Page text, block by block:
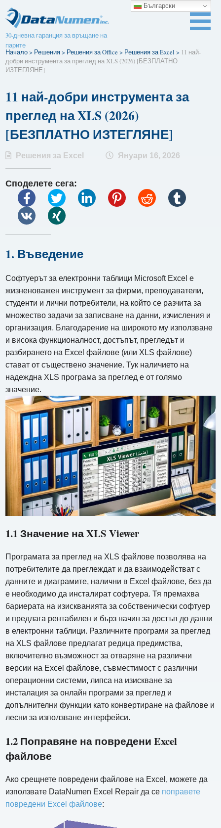
30-дневна гаранция за връщане на
парите
Начало> Решения> Решения за Office > Решения за Excel > 11 най-
добри инструмента за преглед на XLS (2026) [БЕЗПЛАТНО
ИЗТЕГЛЯНЕ]
11 най-добри инструмента за
преглед на XLS (2026)
[БЕЗПЛАТНО ИЗТЕГЛЯНЕ]
Решения за Excel Януари 16, 2026
Споделете сега:
1. Въведение
Софтуерът за електронни таблици Microsoft Excel е
жизненоважен инструмент за фирми, преподаватели,
студенти и лични потребители, на който се разчита за
множество задачи за записване на данни, изчисления и
организация. Благодарение на широкото му използване
и висока функционалност, достъпът, прегледът и
разбирането на Excel файлове (или XLS файлове)
стават от съществено значение. Тук наличието на
надеждна XLS програма за преглед е от голямо
значение.
1.1 Значение на XLS Viewer
Програмата за преглед на XLS файлове позволява на
потребителите да преглеждат и да взаимодействат с
данните и диаграмите, налични в Excel файлове, без да
е необходимо да инсталират софтуера. Тя премахва
бариерата на изискванията за собственически софтуер
и предлага рентабилен и бърз начин за достъп до данни
в електронни таблици. Различните програми за преглед
на XLS файлове предлагат редица предимства,
включително възможност за отваряне на различни
версии на Excel файлове, съвместимост с различни
операционни системи, липса на изискване за
инсталация за онлайн програми за преглед и
допълнителни функции като конвертиране на файлове и
лесни за използване интерфейси.
1.2 Поправяне на повредени Excel
файлове
Ако срещнете повредени файлове на Excel, можете да
използвате DataNumen Excel Repair да се поправете
повредени Excel файлове:
Български